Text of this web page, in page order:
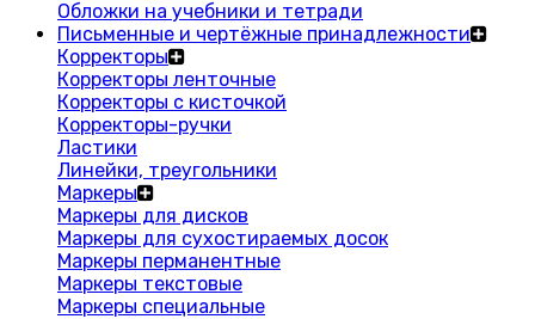
Обложки на учебники и тетради
Письменные и чертёжные принадлежности
Корректоры
Корректоры ленточные
Корректоры с кисточкой
Корректоры-ручки
Ластики
Линейки, треугольники
Маркеры
Маркеры для дисков
Маркеры для сухостираемых досок
Маркеры перманентные
Маркеры текстовые
Маркеры специальные